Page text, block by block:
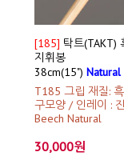
[185] 탁트(TAKT)
지휘봉
38cm(15") Natural
T185 그립 재질:
구모양 / 인레이 :
Beech Natural
30,000원